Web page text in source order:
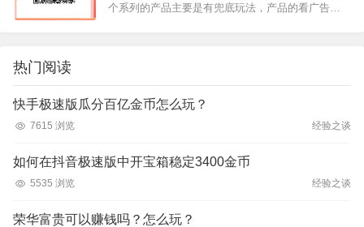
个系列的产品主要是有兜底玩法，产品的看广告上
热门阅读
快手极速版瓜分百亿金币怎么玩？
7615 浏览 经验之谈
如何在抖音极速版中开宝箱稳定3400金币
5535 浏览 经验之谈
荣华富贵可以赚钱吗？怎么玩？